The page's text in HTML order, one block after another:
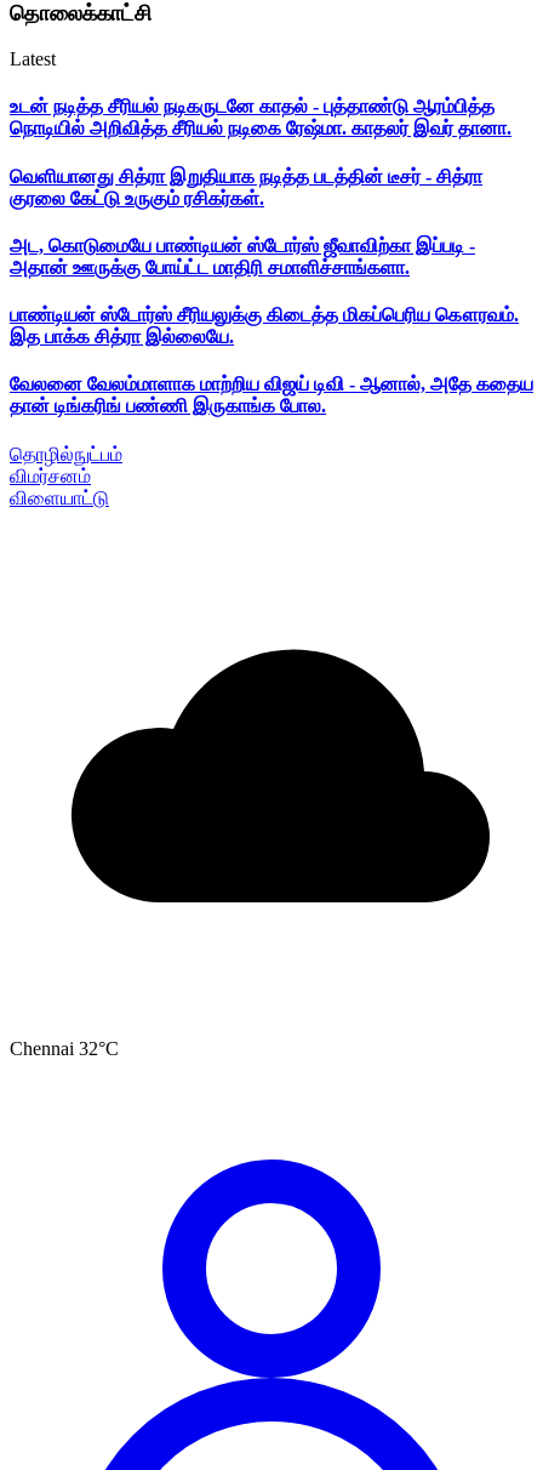
தொலைக்காட்சி
Latest
உடன் நடித்த சீரியல் நடிகருடனே காதல் - புத்தாண்டு ஆரம்பித்த
நொடியில் அறிவித்த சீரியல் நடிகை ரேஷ்மா. காதலர் இவர் தானா.
வெளியானது சித்ரா இறுதியாக நடித்த படத்தின் டீசர் - சித்ரா
குரலை கேட்டு உருகும் ரசிகர்கள்.
அட, கொடுமையே பாண்டியன் ஸ்டோர்ஸ் ஜீவாவிற்கா இப்படி -
அதான் ஊருக்கு போய்ட்ட மாதிரி சமாளிச்சாங்களா.
பாண்டியன் ஸ்டோர்ஸ் சீரியலுக்கு கிடைத்த மிகப்பெரிய கௌரவம்.
இத பாக்க சித்ரா இல்லையே.
வேலனை வேலம்மாளாக மாற்றிய விஜய் டிவி - ஆனால், அதே கதைய
தான் டிங்கரிங் பண்ணி இருகாங்க போல.
தொழில்நுட்பம்
விமர்சனம்
விளையாட்டு
Chennai 32°C